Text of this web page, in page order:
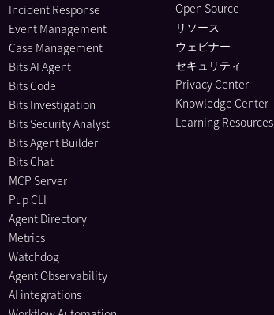
Incident Response
Event Management
Case Management
Bits AI Agent
Bits Code
Bits Investigation
Bits Security Analyst
Bits Agent Builder
Bits Chat
MCP Server
Pup CLI
Agent Directory
Metrics
Watchdog
Agent Observability
AI integrations
Open Source
リソース
ウェビナー
セキュリティ
Privacy Center
Knowledge Center
Learning Resources